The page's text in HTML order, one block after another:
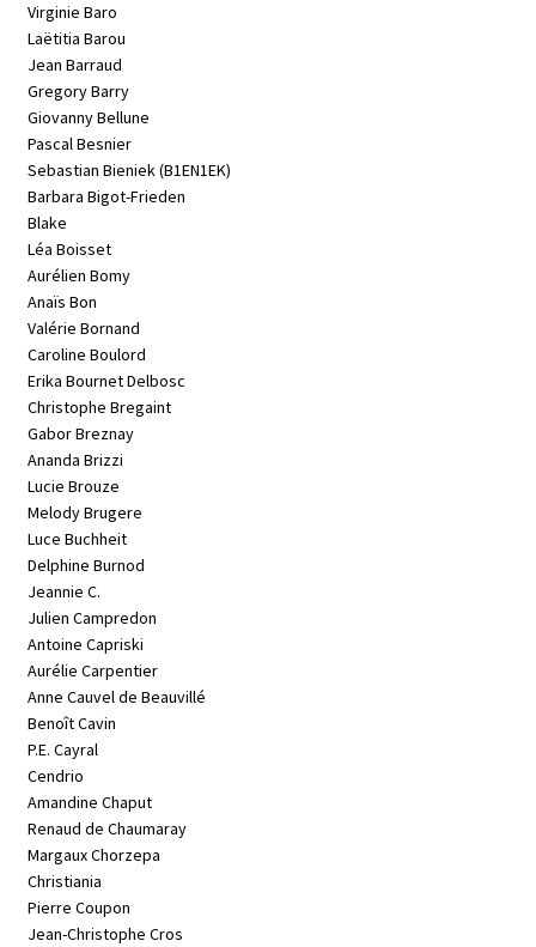
Virginie Baro
Laëtitia Barou
Jean Barraud
Gregory Barry
Giovanny Bellune
Pascal Besnier
Sebastian Bieniek (B1EN1EK)
Barbara Bigot-Frieden
Blake
Léa Boisset
Aurélien Bomy
Anaïs Bon
Valérie Bornand
Caroline Boulord
Erika Bournet Delbosc
Christophe Bregaint
Gabor Breznay
Ananda Brizzi
Lucie Brouze
Melody Brugere
Luce Buchheit
Delphine Burnod
Jeannie C.
Julien Campredon
Antoine Capriski
Aurélie Carpentier
Anne Cauvel de Beauvillé
Benoît Cavin
P.E. Cayral
Cendrio
Amandine Chaput
Renaud de Chaumaray
Margaux Chorzepa
Christiania
Pierre Coupon
Jean-Christophe Cros